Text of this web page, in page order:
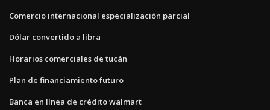
Comercio internacional especialización parcial
Dólar convertido a libra
Horarios comerciales de tucán
Plan de financiamiento futuro
Banca en línea de crédito walmart